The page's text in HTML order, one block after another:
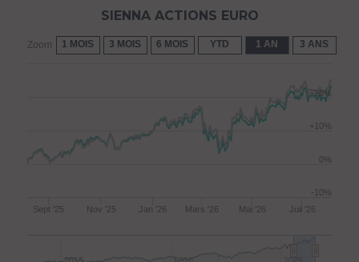
Zoom 1 MOIS 3 MOIS 6 MOIS YTD 1 AN 3 ANS
SIENNA ACTIONS EURO
Sept '25 Nov '25 Jan '26 Mars '26 Mai '26 Juil '26
2015 2020
-10%
0%
+10%
+20%